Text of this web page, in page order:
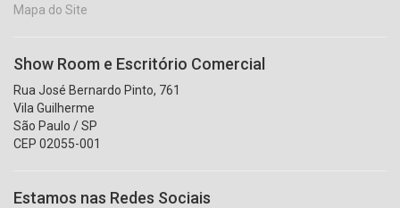
Mapa do Site
Show Room e Escritório Comercial
Rua José Bernardo Pinto, 761
Vila Guilherme
São Paulo / SP
CEP 02055-001
Estamos nas Redes Sociais